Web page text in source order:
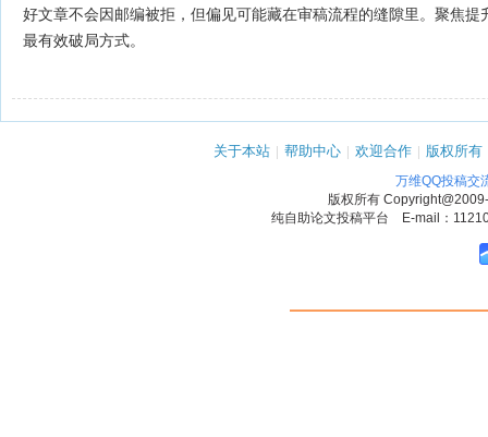
好文章不会因邮编被拒，但偏见可能藏在审稿流程的缝隙里‌。聚焦提
最有效破局方式。‌‌
关于本站 | 帮助中心 | 欢迎合作 | 版权所有
万维QQ投稿交
版权所有
纯自助论文投稿平台 E-mail：